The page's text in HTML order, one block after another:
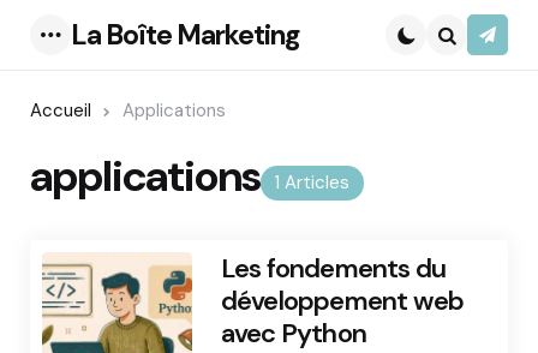
La Boîte Marketing
Accueil Applications
1 Articles
applications
Les fondements du
développement web
avec Python